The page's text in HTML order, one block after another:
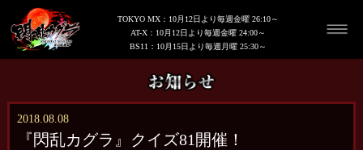
TOKYO MX：10月12日より毎週金曜 26:10～
AT-X：10月12日より毎週金曜 24:00～
BS11：10月15日より毎週月曜 25:30～
2018.08.08
『閃乱カグラ』クイズ81開催！